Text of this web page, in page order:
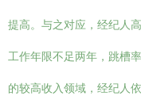
提高。与之对应，经纪人
工作年限不足两年，跳槽
的较高收入领域，经纪人